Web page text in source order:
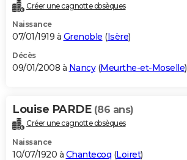
Créer une cagnotte obsèques
Naissance
07/01/1919 à Grenoble (Isère)
Décès
09/01/2008 à Nancy(Meurthe-et-Moselle)
Louise PARDE (86 ans)
Créer une cagnotte obsèques
Naissance
10/07/1920 à Chantecoq (Loiret)